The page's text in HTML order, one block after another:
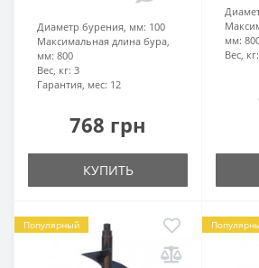
Диаметр бурения, мм: 100
Максимальная длина бура,
мм: 800
Вес, кг: 3
Гарантия, мес: 12
768 грн
КУПИТЬ
мм:
Вес, кг:
Популярный